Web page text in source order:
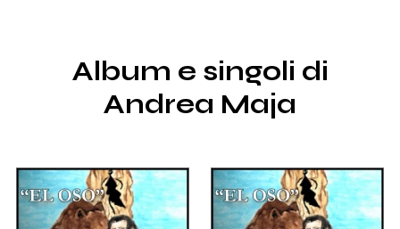
SHOP
RADIO
Album e singoli di
Andrea Maja